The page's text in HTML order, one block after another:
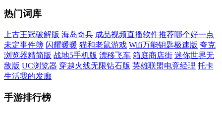
热门词库
上古王冠破解版 海岛奇兵 成品视频直播软件推荐哪个好一点
未定事件簿 闪耀暖暖 猫和老鼠游戏 Wifi万能钥匙极速版 夸克
浏览器精简版 战地5手机版 漂移飞车 箱庭商店街 迷你世界无
敌版 UC浏览器 穿越火线无限钻石版 英雄联盟电竞经理 托卡
生活我的发廊
手游排行榜